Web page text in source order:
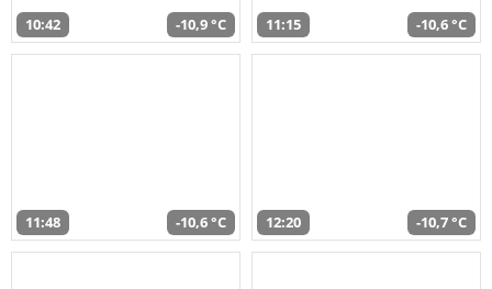
10:42 -10,9 °C 11:15 -10,6 °C
11:48 -10,6 °C 12:20 -10,7 °C